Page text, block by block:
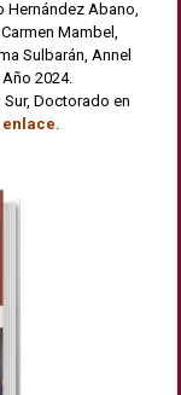
Hernández Abano,
Mambel,
Sulbarán, Annel
2024.
Doctorado en
enlace.